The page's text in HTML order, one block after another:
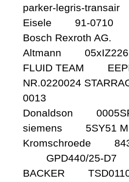
parker-legris-
Eisele 91-0710
Bosch Rexroth AG.
Altmann
FLUID TEAM
NR.0220024
0013
Donaldson
siemens 5SY51
Kromschroede
GPD440/25-D7
BACKER